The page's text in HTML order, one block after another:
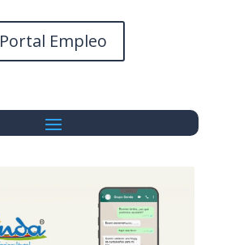
Portal Empleo